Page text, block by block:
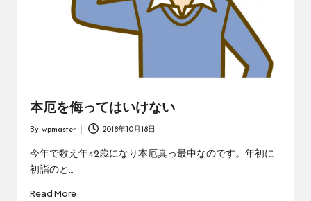
本厄を侮ってはいけない
by
By wpmaster 2018年10月18日
今年で数え年42歳になり本厄真っ最中なのです。年初に
初詣のと…
Read More